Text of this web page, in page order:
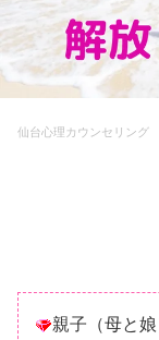
仙台心理カウンセリン
親子（母と